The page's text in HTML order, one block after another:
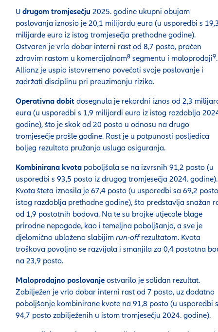
U drugom tromjesečju 2025. godine ukupni obujam
poslovanja iznosio je 20,1 milijardu eura (u usporedbi s
milijarde eura iz istog tromjesečja prethodne godine).
Ostvaren je vrlo dobar interni rast od 8,7 posto, praćen
zdravim rastom u komercijalnom8 segmentu i maloprodaji9.
Allianz je uspio istovremeno povećati svoje poslovanje i
zadržati disciplinu pri preuzimanju rizika.
Operativna dobit dosegnula je rekordni iznos od 2,3
eura (u usporedbi s 1,9 milijardi eura iz istog razdoblja
godine), što je skok od 20 posto u odnosu na drugo
tromjesečje prošle godine. Rast je u potpunosti posljedica
boljeg rezultata pružanja usluga osiguranja.
Kombinirana kvota poboljšala se na izvrsnih 91,2 posto (u
usporedbi s 93,5 posto iz drugog tromjesečja 2024. godine).
Kvota šteta iznosila je 67,4 posto (u usporedbi sa 69,2
istog razdoblja prethodne godine), što predstavlja snažan
od 1,9 postotnih bodova. Na te su brojke utjecale blage
prirodne nepogode, kao i temeljna poboljšanja, a sve je
djelomično ublaženo slabijim run-offrezultatom. Kvota
troškova povoljno se razvijala i smanjila za 0,4 postotna
na 23,9 posto.
Maloprodajno poslovanje ostvarilo je solidan rezultat.
Zabilježen je vrlo dobar interni rast od 7 posto, uz dodatno
poboljšanje kombinirane kvote na 91,8 posto (u usporedbi s
94,7 posto zabilježenih u istom tromjesečju 2024. godine).